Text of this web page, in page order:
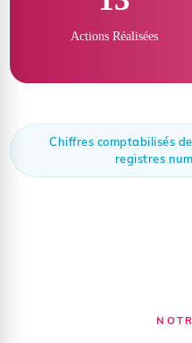
Actions Réalisées
Chiffres comptabilisés
registres